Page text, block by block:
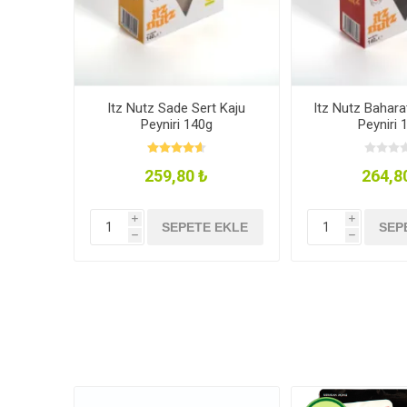
Itz Nutz Sade Sert Kaju
Peyniri 140g
259,80 ₺
i
h
SEPETE EKLE
Itz Nutz
Peyniri
i
h